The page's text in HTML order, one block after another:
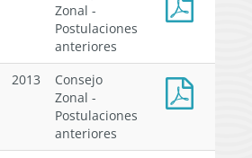
Consejos
Zonales
Pesca
Zonal -
Postulaciones
anteriores
2013
Consejo
Zonal -
Postulaciones
anteriores